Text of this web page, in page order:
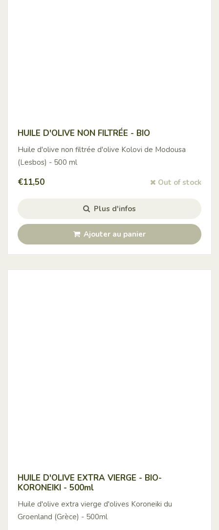
HUILE D'OLIVE NON FILTRÉE - BIO
Huile d'olive non filtrée d'olive Kolovi de Modousa
(Lesbos) - 500 ml
€11,50 Out of stock
Plus d'infos
Ajouter au panier
HUILE D'OLIVE EXTRA VIERGE - BIO-
KORONEIKI - 500ml
Huile d'olive extra vierge d'olives Koroneiki du
Groenland (Grèce) - 500ml